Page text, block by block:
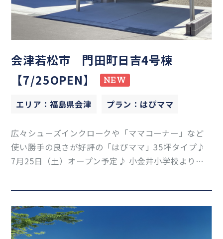
会津若松市 門田町日吉4号棟
【7/25OPEN】
NEW
エリア：福島県会津 プラン：はぴママ
広々シューズインクロークや「ママコーナー」など
使い勝手の良さが好評の「はぴママ」35坪タイプ♪
7月25日（土）オープン予定♪ 小金井小学校より徒
他詳細についてはお気軽にお尋ねください(*'▽') 会